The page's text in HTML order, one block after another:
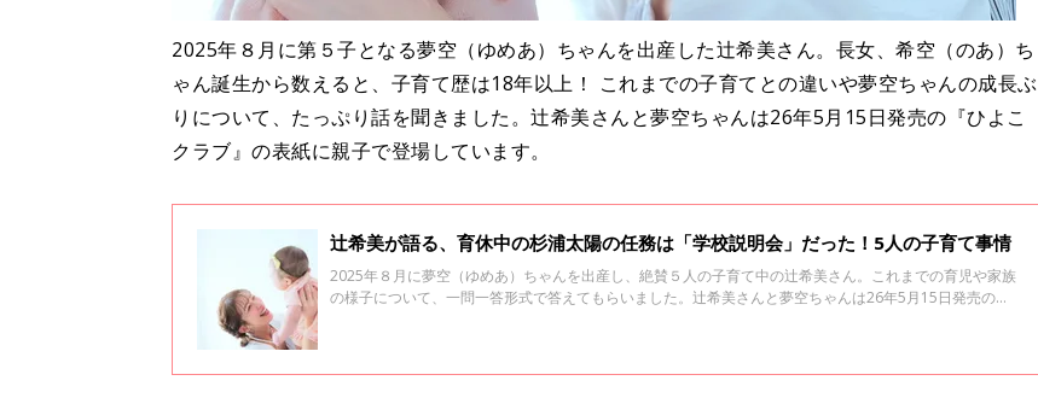
2025年８月に第５子となる夢空（ゆめあ）ちゃんを出産した辻希美さん。長女、希空（のあ）ち
ゃん誕生から数えると、子育て歴は18年以上！ これまでの子育てとの違いや夢空ちゃんの成長ぶ
りについて、たっぷり話を聞きました。辻希美さんと夢空ちゃんは26年5月15日発売の『ひよこ
クラブ』の表紙に親子で登場しています。
辻希美が語る、育休中の杉浦太陽の任務は「学校説明会」だった！5人の子育て事情
2025年８月に夢空（ゆめあ）ちゃんを出産し、絶賛５人の子育て中の辻希美さん。これまでの育児や家族
の様子について、一問一答形式で答えてもらいました。辻希美さんと夢空ちゃんは26年5月15日発売の